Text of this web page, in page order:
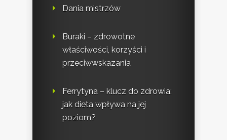
Dania mistrzów
Buraki – zdrowotne
właściwości, korzyści i
przeciwwskazania
Ferrytyna – klucz do zdrowia:
jak dieta wpływa na jej
poziom?